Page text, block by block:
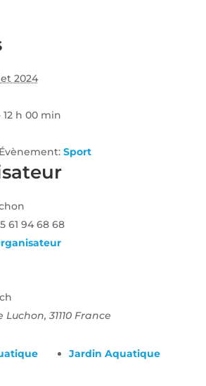
2024
12 h 00 min
Sport
Luchon, 31110 France
61 94 68 68
Jardin Aquatique